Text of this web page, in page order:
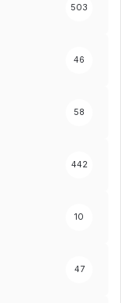
503
46
58
442
10
47